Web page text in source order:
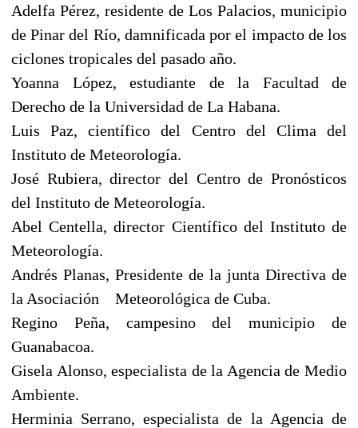
Adelfa Pérez, residente de Los Palacios, municipio
de Pinar del Río, damnificada por el impacto de los
ciclones tropicales del pasado año.
Yoanna López, estudiante de la Facultad de
Derecho de la Universidad de La Habana.
Luis Paz, científico del Centro del Clima del
Instituto de Meteorología.
José Rubiera, director del Centro de Pronósticos
del Instituto de Meteorología.
Abel Centella, director Científico del Instituto de
Meteorología.
Andrés Planas, Presidente de la junta Directiva de
la Asociación Meteorológica de Cuba.
Regino Peña, campesino del municipio de
Guanabacoa.
Gisela Alonso, especialista de la Agencia de Medio
Ambiente.
Herminia Serrano, especialista de la Agencia de